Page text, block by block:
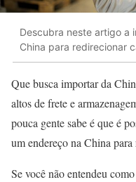
Descubra neste artigo a
China para redirecionar
Que busca importar da
altos de frete e
pouca gente sabe é que é
um endereço na China
Se você não entendeu